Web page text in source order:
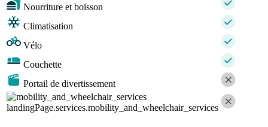
Nourriture et boisson
Climatisation
Vélo
Couchette
Portail de divertissement
landingPage.services.mobility_and_wheelchair_services